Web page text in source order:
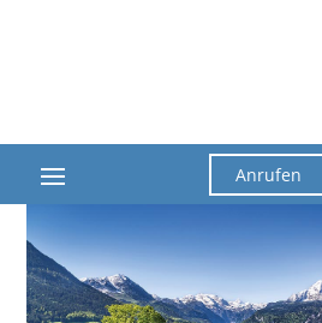
Anrufen